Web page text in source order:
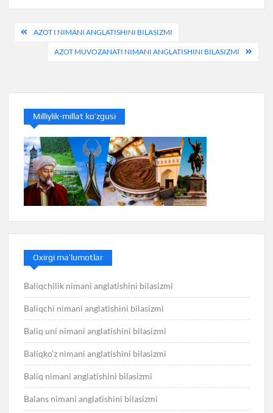
Post
menyusi
AZOT I NIMANI ANGLATISHINI BILASIZMI
AZOT MUVOZANATI NIMANI ANGLATISHINI BILASIZMI
Milliylik-millat ko’zgusi
Oxirgi ma’lumotlar
Baliqchilik nimani anglatishini bilasizmi
Baliqchi nimani anglatishini bilasizmi
Baliq uni nimani anglatishini bilasizmi
Baliqko’z nimani anglatishini bilasizmi
Baliq nimani anglatishini bilasizmi
Balans nimani anglatishini bilasizmi